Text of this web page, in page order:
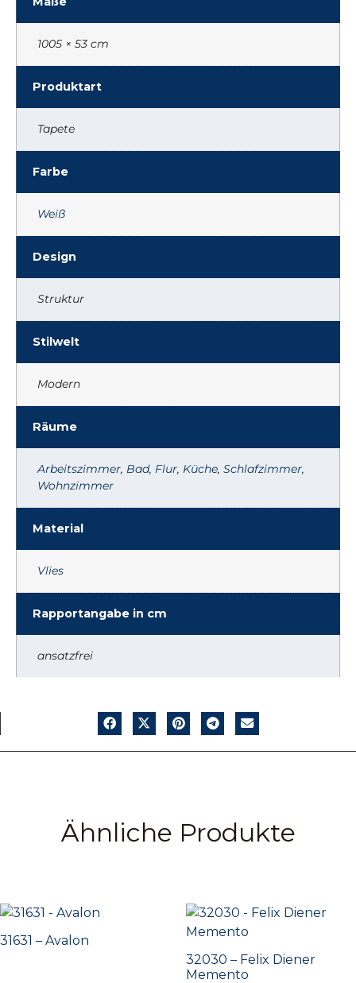
1005 × 53 cm
Produktart
Tapete
Farbe
Weiß
Design
Struktur
Stilwelt
Modern
Räume
Arbeitszimmer, Bad, Flur, Küche, Schlafzimmer,
Wohnzimmer
Material
Vlies
Rapportangabe in cm
ansatzfrei
Ähnliche Produkte
31631 – Avalon
32030 – Felix Diener
Memento